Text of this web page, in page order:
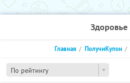
Здоровье
По рейтингу
Главная ПолучиКупон